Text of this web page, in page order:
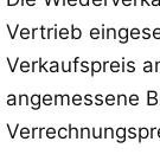
Vertrieb
Verkaufspreis
angemessene